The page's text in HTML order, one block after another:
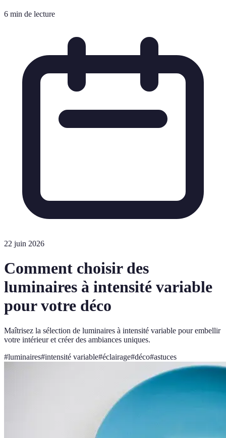
6 min de lecture
22 juin 2026
Comment choisir des
luminaires à intensité variable
pour votre déco
Maîtrisez la sélection de luminaires à intensité variable pour embellir
votre intérieur et créer des ambiances uniques.
#luminaires#intensité variable#éclairage#déco#astuces